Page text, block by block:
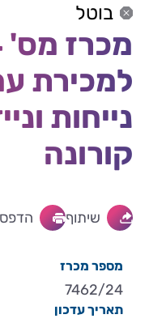
בוטל
למכירת
נייחות
קורונה
שיתוף
מספר מכרז
7462/24
תאריך עדכון